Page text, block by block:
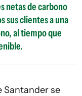
netas de carbono
sus clientes a una
al tiempo que
Santander se